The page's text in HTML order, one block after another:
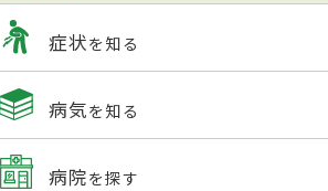
症状を知る
病気を知る
病院を探す